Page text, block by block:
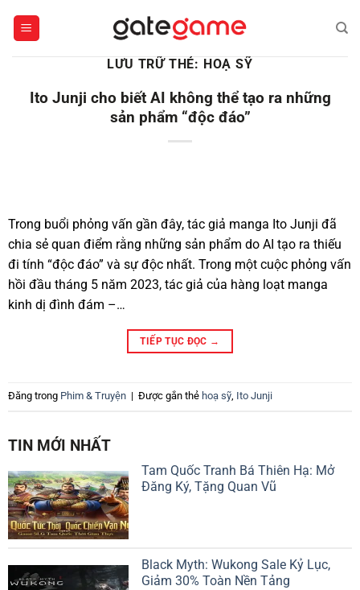
LƯU TRỮ THẺ: HOẠ SỸ
Ito Junji cho biết AI không thể tạo ra những
sản phẩm “độc đáo”
Trong buổi phỏng vấn gần đây, tác giả manga Ito Junji đã
chia sẻ quan điểm rằng những sản phẩm do AI tạo ra thiếu
đi tính “độc đáo” và sự độc nhất. Trong một cuộc phỏng vấn
hồi đầu tháng 5 năm 2023, tác giả của hàng loạt manga
kinh dị đình đám –…
TIẾP TỤC ĐỌC →
Đăng trong Phim & Truyện | Được gắn thẻ hoạ sỹ, Ito Junji
TIN MỚI NHẤT
Tam Quốc Tranh Bá Thiên Hạ: Mở
Đăng Ký, Tặng Quan Vũ
Black Myth: Wukong Sale Kỷ Lục,
Giảm 30% Toàn Nền Tảng